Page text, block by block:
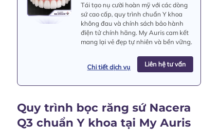
Tái tạo nụ cười hoàn mỹ với các dòng
sứ cao cấp, quy trình chuẩn Y khoa
không đau và chính sách bảo hành
điện tử chính hãng. My Auris cam kết
mang lại vẻ đẹp tự nhiên và bền vững.
Chi tiết dịch vụ Liên hệ tư vấn
Quy trình bọc răng sứ Nacera
Q3 chuẩn Y khoa tại My Auris